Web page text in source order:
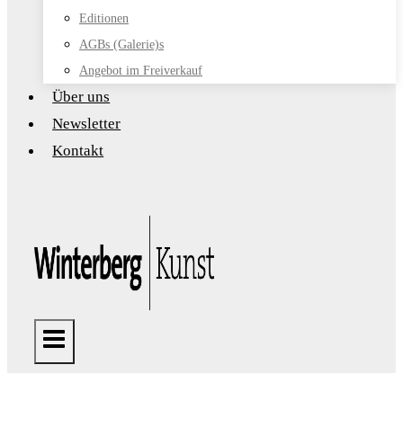
Editionen
AGBs (Galerie)s
Angebot im Freiverkauf
Über uns
Newsletter
Kontakt